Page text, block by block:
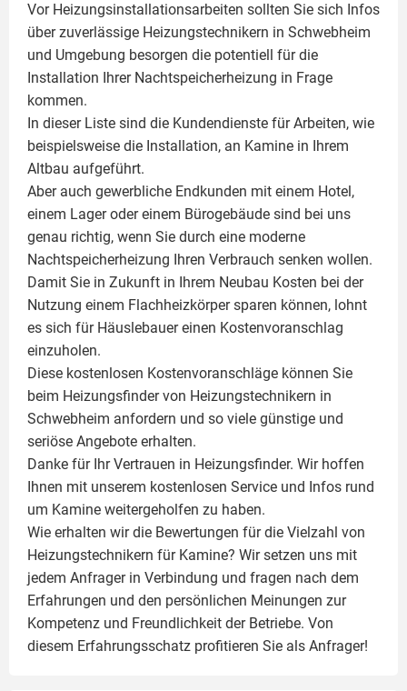
Vor Heizungsinstallationsarbeiten sollten Sie sich Infos
über zuverlässige Heizungstechnikern in Schwebheim
und Umgebung besorgen die potentiell für die
Installation Ihrer Nachtspeicherheizung in Frage
kommen.
In dieser Liste sind die Kundendienste für Arbeiten, wie
beispielsweise die Installation, an Kamine in Ihrem
Altbau aufgeführt.
Aber auch gewerbliche Endkunden mit einem Hotel,
einem Lager oder einem Bürogebäude sind bei uns
genau richtig, wenn Sie durch eine moderne
Nachtspeicherheizung Ihren Verbrauch senken wollen.
Damit Sie in Zukunft in Ihrem Neubau Kosten bei der
Nutzung einem Flachheizkörpersparen können, lohnt
es sich für Häuslebauer einen Kostenvoranschlag
einzuholen.
Diese kostenlosen Kostenvoranschläge können Sie
beim Heizungsfinder von Heizungstechnikern in
Schwebheim anfordern und so viele günstige und
seriöse Angebote erhalten.
Danke für Ihr Vertrauen in Heizungsfinder. Wir hoffen
Ihnen mit unserem kostenlosen Service und Infos rund
um Kamine weitergeholfen zu haben.
Wie erhalten wir die Bewertungen für die Vielzahl von
Heizungstechnikern für Kamine? Wir setzen uns mit
jedem Anfrager in Verbindung und fragen nach dem
Erfahrungen und den persönlichen Meinungen zur
Kompetenz und Freundlichkeit der Betriebe. Von
diesem Erfahrungsschatz profitieren Sie als Anfrager!